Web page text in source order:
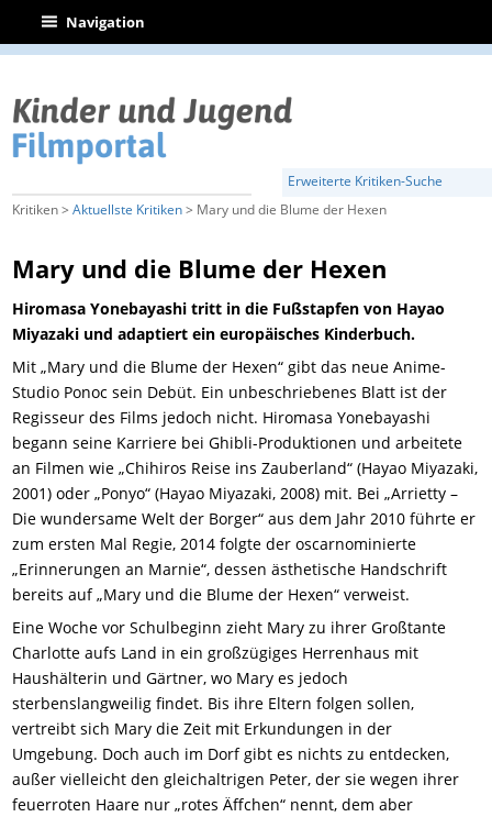
| Navigation
Erweiterte Kritiken-Suche
Kritiken >Aktuellste Kritiken> Mary und die Blume der Hexen
Mary und die Blume der Hexen
Hiromasa Yonebayashi tritt in die Fußstapfen von Hayao
Miyazaki und adaptiert ein europäisches Kinderbuch.
Mit „Mary und die Blume der Hexen“ gibt das neue Anime-
Studio Ponoc sein Debüt. Ein unbeschriebenes Blatt ist der
Regisseur des Films jedoch nicht. Hiromasa Yonebayashi
begann seine Karriere bei Ghibli-Produktionen und arbeitete
an Filmen wie „Chihiros Reise ins Zauberland“ (Hayao Miyazaki,
2001) oder „Ponyo“ (Hayao Miyazaki, 2008) mit. Bei „Arrietty –
Die wundersame Welt der Borger“ aus dem Jahr 2010 führte er
zum ersten Mal Regie, 2014 folgte der oscarnominierte
„Erinnerungen an Marnie“, dessen ästhetische Handschrift
bereits auf „Mary und die Blume der Hexen“ verweist.
Eine Woche vor Schulbeginn zieht Mary zu ihrer Großtante
Charlotte aufs Land in ein großzügiges Herrenhaus mit
Haushälterin und Gärtner, wo Mary es jedoch
sterbenslangweilig findet. Bis ihre Eltern folgen sollen,
vertreibt sich Mary die Zeit mit Erkundungen in der
Umgebung. Doch auch im Dorf gibt es nichts zu entdecken,
außer vielleicht den gleichaltrigen Peter, der sie wegen ihrer
feuerroten Haare nur „rotes Äffchen“ nennt, dem aber